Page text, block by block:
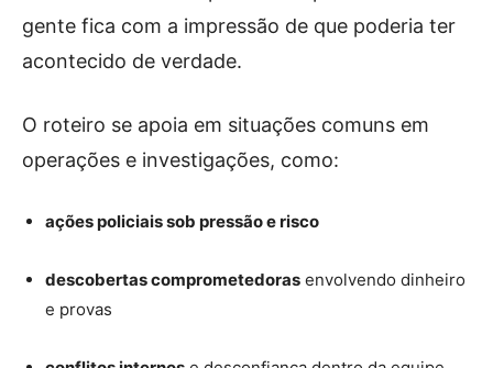
gente fica com a impressão de que poderia ter
acontecido de verdade.
O roteiro se apoia em situações comuns em
operações e investigações, como:
ações policiais sob pressão e risco
descobertas comprometedoras envolvendo dinheiro
e provas